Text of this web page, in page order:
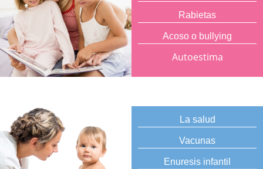
Rabietas
Acoso o bullying
Autoestima
La salud
Vacunas
Enuresis infantil